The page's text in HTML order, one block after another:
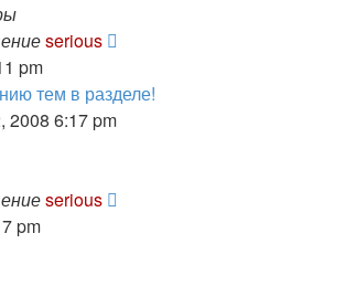
serious
pm
тем в разделе!
2008 6:17 pm
serious
pm